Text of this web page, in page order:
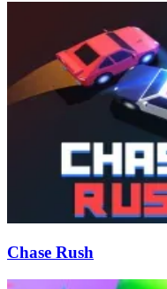
Chase Rush